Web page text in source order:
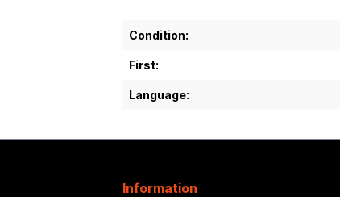
Condition:
First:
Language:
Information